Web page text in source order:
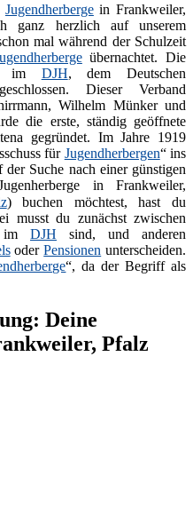
Jugendherbergein Frankweiler,
ganz herzlich auf unserem
mal während der Schulzeit
übernachtet. Die
im DJH, dem Deutschen
Dieser Verband
Wilhelm Münker und
die erste, ständig geöffnete
gegründet. Im Jahre 1919
für Jugendherbergen“ ins
Suche nach einer günstigen
in Frankweiler,
) buchen möchtest, hast du
musst du zunächst zwischen
im DJH sind, und anderen
oderPensionen unterscheiden.
“, da der Begriff als
Deine
Pfalz